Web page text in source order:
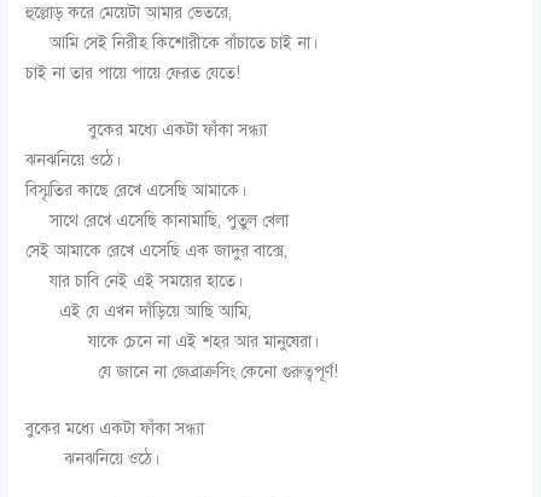
হুল্লোড় করে মেয়েটা আমার ভেতরে,
আমি সেই নিরীহ কিশোরীকে বাঁচাতে চাই না।
চাই না তার পায়ে পায়ে ফেরত যেতে!
বুকের মধ্যে একটা ফাঁকা সন্ধ্যা
ঝনঝনিয়ে ওঠে।
বিস্মৃতির কাছে রেখে এসেছি আমাকে।
সাথে রেখে এসেছি কানামাছি, পুতুল খেলা
সেই আমাকে রেখে এসেছি এক জাদুর বাক্সে,
যার চাবি নেই এই সময়ের হাতে।
এই যে এখন দাঁড়িয়ে আছি আমি,
যাকে চেনে না এই শহর আর মানুষেরা।
যে জানে না জেব্রাক্রসিং কেনো গুরুত্বপূর্ণ!
বুকের মধ্যে একটা ফাঁকা সন্ধ্যা
ঝনঝনিয়ে ওঠে।